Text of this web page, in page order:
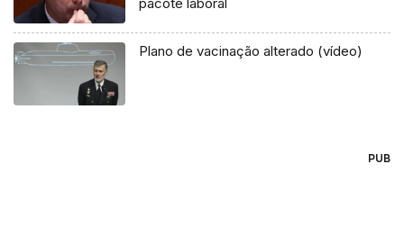
Plano de vacinação alterado (vídeo)
PUB